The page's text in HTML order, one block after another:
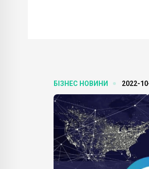
БІЗНЕС НОВИНИ 2022-